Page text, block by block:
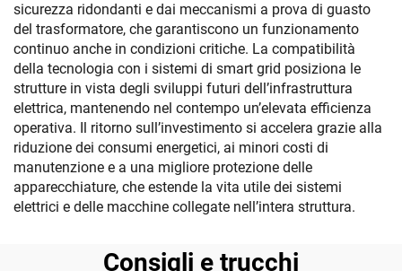
sicurezza ridondanti e dai meccanismi a prova di guasto
del trasformatore, che garantiscono un funzionamento
continuo anche in condizioni critiche. La compatibilità
della tecnologia con i sistemi di smart grid posiziona le
strutture in vista degli sviluppi futuri dell’infrastruttura
elettrica, mantenendo nel contempo un’elevata efficienza
operativa. Il ritorno sull’investimento si accelera grazie alla
riduzione dei consumi energetici, ai minori costi di
manutenzione e a una migliore protezione delle
apparecchiature, che estende la vita utile dei sistemi
elettrici e delle macchine collegate nell’intera struttura.
Consigli e trucchi